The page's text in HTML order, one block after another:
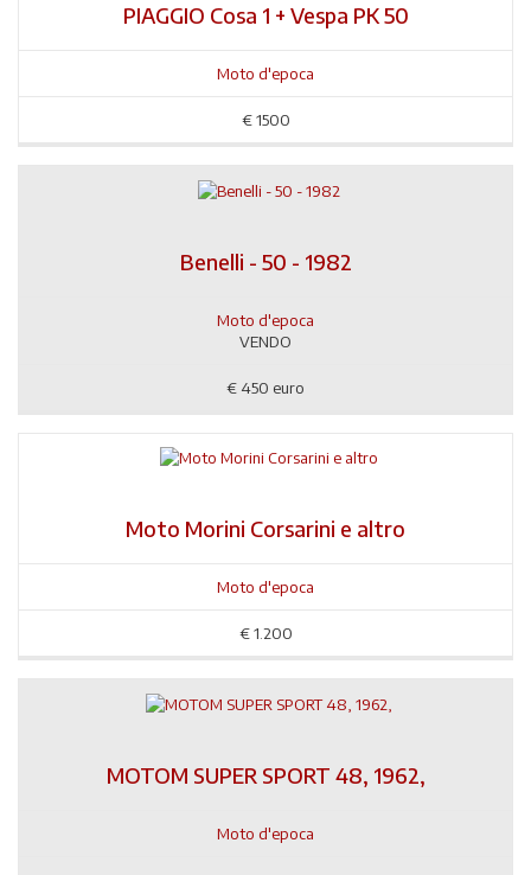
PIAGGIO Cosa 1 + Vespa PK 50
Moto d'epoca
€ 1500
Benelli - 50 - 1982
Moto d'epoca
VENDO
€ 450 euro
Moto Morini Corsarini e altro
Moto d'epoca
€ 1.200
MOTOM SUPER SPORT 48, 1962,
Moto d'epoca